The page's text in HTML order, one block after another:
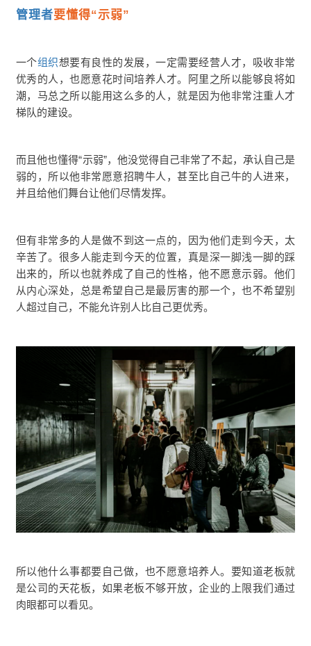
管理者要懂得“示弱”
一个组织想要有良性的发展，一定需要经营人才，吸收非常
优秀的人，也愿意花时间培养人才。阿里之所以能够良将如
潮，马总之所以能用这么多的人，就是因为他非常注重人才
梯队的建设。
而且他也懂得“示弱”，他没觉得自己非常了不起，承认自己是
弱的，所以他非常愿意招聘牛人，甚至比自己牛的人进来，
并且给他们舞台让他们尽情发挥。
但有非常多的人是做不到这一点的，因为他们走到今天，太
辛苦了。很多人能走到今天的位置，真是深一脚浅一脚的踩
出来的，所以也就养成了自己的性格，他不愿意示弱。他们
从内心深处，总是希望自己是最厉害的那一个，也不希望别
人超过自己，不能允许别人比自己更优秀。
所以他什么事都要自己做，也不愿意培养人。要知道老板就
是公司的天花板，如果老板不够开放，企业的上限我们通过
肉眼都可以看见。